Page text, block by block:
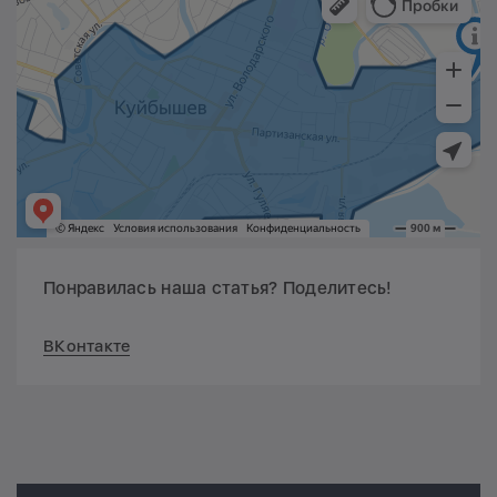
Понравилась наша статья? Поделитесь!
ВКонтакте